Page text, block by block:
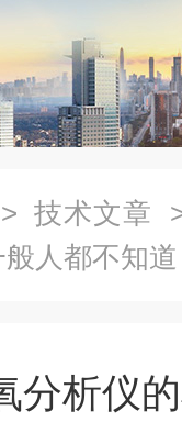
> 技术文章
人都不知道
分析仪